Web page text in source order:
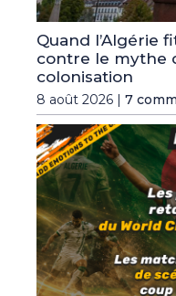
Quand l’Algérie
contre le mythe
colonisation
8 août 2026 | 7